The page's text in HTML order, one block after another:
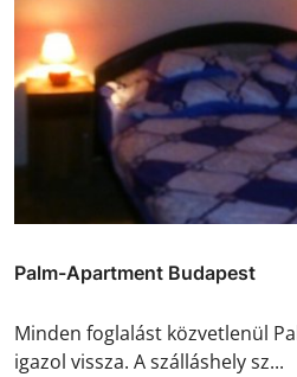
Palm-Apartment Budapest
Minden foglalást közvetlenül
igazol vissza. A szálláshely sz...